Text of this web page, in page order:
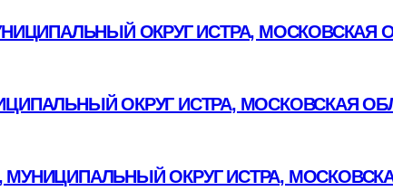
ОКРУГ ИСТРА, МОСКОВСКАЯ
ОКРУГ ИСТРА, МОСКОВСКАЯ
ОКРУГ ИСТРА,